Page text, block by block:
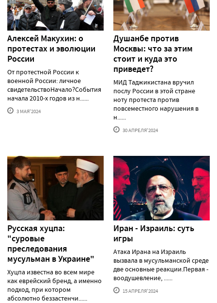
Алексей Макуxин: о
протестаx и эволюции
России
От протестной России к
военной России: личное
свидетельствоНачало?События
начала 2010-х годов из н......
3 МАЯ'2024
Душанбе против
Москвы: что за этим
стоит и куда это
приведет?
МИД Таджикистана вручил
послу России в этой стране
ноту протеста против
повсеместного нарушения в
н......
30 АПРЕЛЯ'2024
Русская хуцпа:
"суровые
преследования
мусульман в Украине"
Хуцпа известна во всем мире
как еврейский бренд, а именно
подход, при котором
абсолютно беззастенчи......
Иран - Израиль: суть
игры
Атака Ирана на Израиль
вызвала в мусульманской среде
две основные реакции.Первая -
воодушевление, ......
15 АПРЕЛЯ'2024